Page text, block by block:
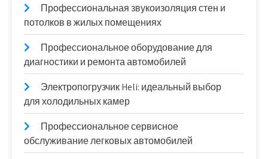
Профессиональная звукоизоляция стен и
потолков в жилых помещениях
Профессиональное оборудование для
диагностики и ремонта автомобилей
Электропогрузчик Heli: идеальный выбор
для холодильных камер
Профессиональное сервисное
обслуживание легковых автомобилей